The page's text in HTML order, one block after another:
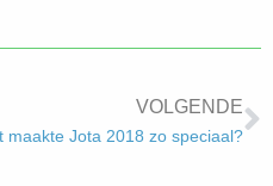
VOLGENDE
maakte Jota 2018 zo speciaal?